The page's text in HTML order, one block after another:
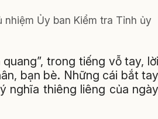
Ủy ban Kiểm tra Tỉnh ủy
trong tiếng vỗ tay, lời
bạn bè. Những cái bắt tay
nghĩa thiêng liêng của ngày